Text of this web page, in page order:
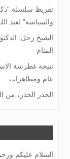
تقريظ سلسلة
والسياسة” لعبد
الشيخ زحل:
المنام
نتيجة غطرسة
عام ومظاهرات
الحذر الحذر، من
السلام عليكم